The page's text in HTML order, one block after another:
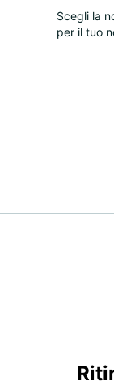
Scegli la
per il tuo